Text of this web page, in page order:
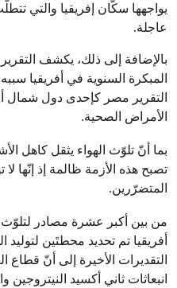
يواجهها سكّان إفريقيا والتي
عاجلة.
بالإضافة إلى ذلك، يكشف
المبكرة السنوية في أفريقيا
التقرير مصر كإحدى دول شمال
الأمراض الصحية.
بما أنّ تلوّث الهواء يثقل كاهل
تصبح هذه الأزمة ظالمة إذ إنّها
المتضرّرين.
من بين أكبر عشرة مصادر لتلوّث
أفريقيا تم تحديد محطتَين
التقديرات الأخيرة إلى أنّ
انبعاثات ثاني أكسيد النيتروجين